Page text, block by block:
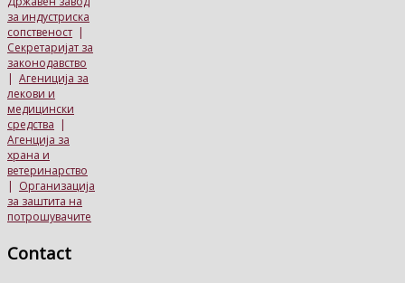
за индустриска
сопственост |
Секретаријат за
законодавство
| Агениција за
лекови и
медицински
средства |
Агенција за
храна и
ветеринарство
| Организација
за заштита на
потрошувачите
Contact